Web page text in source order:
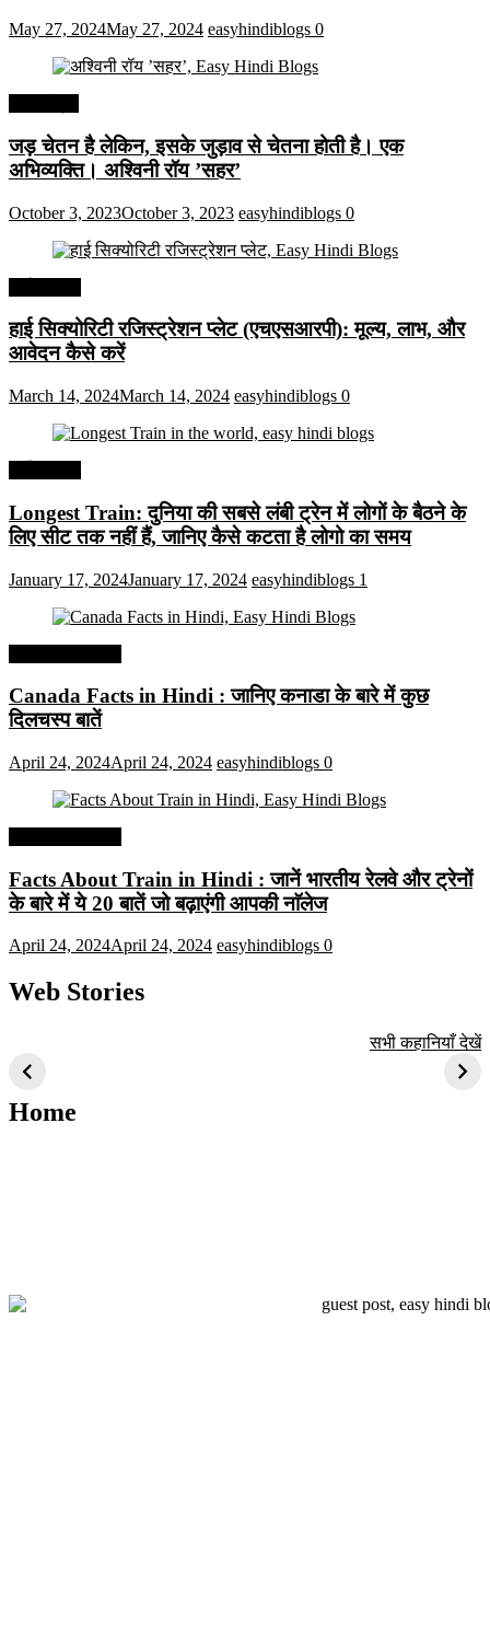
May 27, 2024May 27, 2024 easyhindiblogs 0
जड़ चेतन है लेकिन, इसके जुड़ाव से चेतना होती है। एक
अभिव्यक्ति। अश्विनी रॉय ’सहर’
October 3, 2023October 3, 2023 easyhindiblogs 0
हाई सिक्योरिटी रजिस्ट्रेशन प्लेट (एचएसआरपी): मूल्य, लाभ, और
आवेदन कैसे करें
March 14, 2024March 14, 2024 easyhindiblogs 0
Longest Train: दुनिया की सबसे लंबी ट्रेन में लोगों के बैठने के
लिए सीट तक ​​नहीं हैं, जानिए कैसे कटता है लोगो का समय
January 17, 2024January 17, 2024 easyhindiblogs 1
Canada Facts in Hindi : जानिए कनाडा के बारे में कुछ
दिलचस्प बातें
April 24, 2024April 24, 2024 easyhindiblogs 0
Facts About Train in Hindi : जानें भारतीय रेलवे और ट्रेनों
के बारे में ये 20 बातें जो बढ़ाएंगी आपकी नाॅलेज
April 24, 2024April 24, 2024 easyhindiblogs 0
Web Stories
तकनीक जो आपको
2024 के लिए सीखनी
चाहिए
ऐतिहासिक स्थान
सभी कहानियाँ देखें
Home